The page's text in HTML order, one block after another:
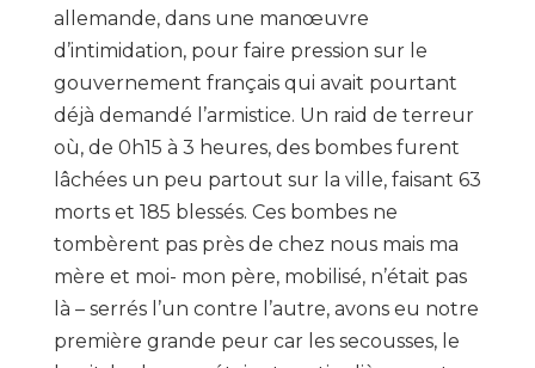
allemande, dans une manœuvre
d’intimidation, pour faire pression sur le
gouvernement français qui avait pourtant
déjà demandé l’armistice. Un raid de terreur
où, de 0h15 à 3 heures, des bombes furent
lâchées un peu partout sur la ville, faisant 63
morts et 185 blessés. Ces bombes ne
tombèrent pas près de chez nous mais ma
mère et moi- mon père, mobilisé, n’était pas
là – serrés l’un contre l’autre, avons eu notre
première grande peur car les secousses, le